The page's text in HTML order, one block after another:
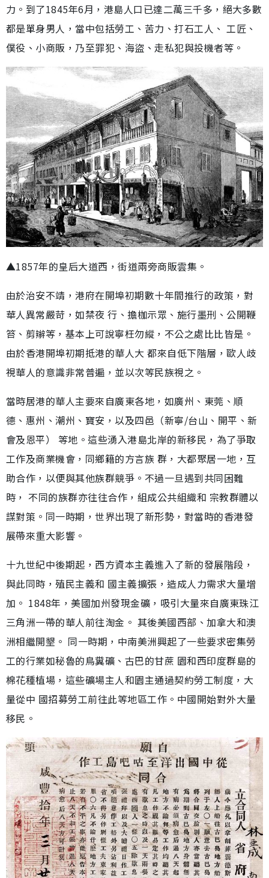
力。到了1845年6月，港島人口已達二萬三千多，絕大多數
都是單身男人，當中包括勞工、苦力、打石工人、 工匠、
僕役、小商販，乃至罪犯、海盜、走私犯與投機者等。
▲1857年的皇后大道西，街道兩旁商販雲集。
由於治安不靖，港府在開埠初期數十年間推行的政策，對
華人異常嚴苛，如禁夜 行、擔枷示眾、施行墨刑、公開鞭
笞、剪辮等，基本上可說寧枉勿縱，不公之處比比皆是。
由於香港開埠初期抵港的華人大 都來自低下階層，歐人歧
視華人的意識非常普遍，並以次等民族視之。
當時居港的華人主要來自廣東各地，如廣州、東莞、順
德、惠州、潮州、寶安，以及四邑（新寧/台山、開平、新
會及恩平） 等地。這些湧入港島北岸的新移民，為了爭取
工作及商業機會，同鄉籍的方言族 群，大都聚居一地，互
助合作，以便與其他族群競爭。不過一旦遇到共同困難
時， 不同的族群亦往往合作，組成公共組織和 宗教群體以
謀對策。同一時期，世界出現了新形勢，對當時的香港發
展帶來重大影響。
十九世紀中後期起，西方資本主義進入了新的發展階段，
與此同時，殖民主義和 國主義擴張，造成人力需求大量增
加。 1848年，美國加州發現金礦，吸引大量來自廣東珠江
三角洲一帶的華人前往淘金。 其後美國西部、加拿大和澳
洲相繼開墾。 同一時期，中南美洲興起了一些要求密集勞
工的行業如秘魯的鳥糞礦、古巴的甘蔗 園和西印度群島的
棉花種植場，這些礦場主人和園主通過契約勞工制度，大
量從中 國招募勞工前往此等地區工作。中國開始對外大量
移民。